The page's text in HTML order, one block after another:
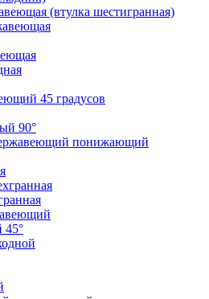
(втулка шестигранная)
45 градусов
90°
понижающий
45°